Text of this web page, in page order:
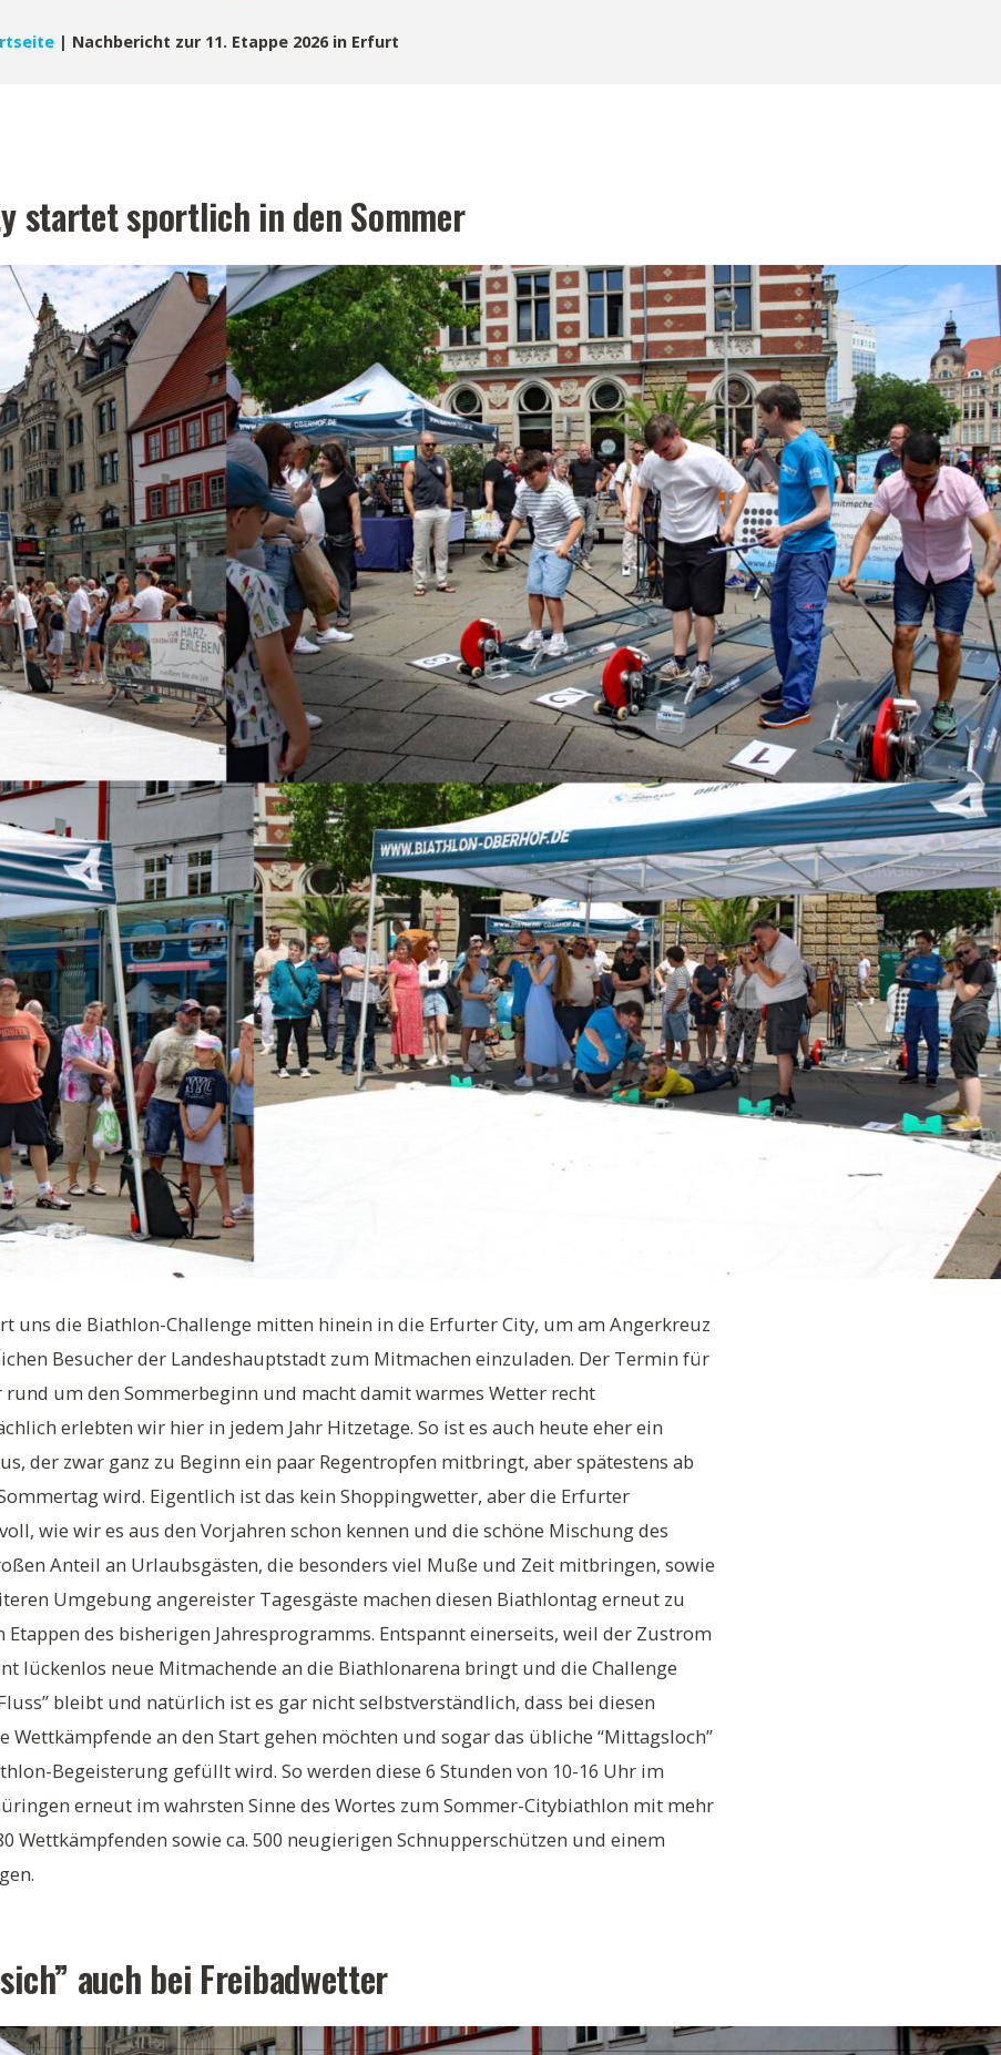
| Nachbericht zur 11. Etappe 2026 in Erfurt
startet sportlich in den Sommer
uns die Biathlon-Challenge mitten hinein in die Erfurter City, um am Angerkreuz
Besucher der Landeshauptstadt zum Mitmachen einzuladen. Der Termin für
rund um den Sommerbeginn und macht damit warmes Wetter recht
erlebten wir hier in jedem Jahr Hitzetage. So ist es auch heute eher ein
der zwar ganz zu Beginn ein paar Regentropfen mitbringt, aber spätestens ab
wird. Eigentlich ist das kein Shoppingwetter, aber die Erfurter
wie wir es aus den Vorjahren schon kennen und die schöne Mischung des
Anteil an Urlaubsgästen, die besonders viel Muße und Zeit mitbringen, sowie
Umgebung angereister Tagesgäste machen diesen Biathlontag erneut zu
des bisherigen Jahresprogramms. Entspannt einerseits, weil der Zustrom
lückenlos neue Mitmachende an die Biathlonarena bringt und die Challenge
bleibt und natürlich ist es gar nicht selbstverständlich, dass bei diesen
Wettkämpfende an den Start gehen möchten und sogar das übliche “Mittagsloch”
Begeisterung gefüllt wird. So werden diese 6 Stunden von 10-16 Uhr im
erneut im wahrsten Sinne des Wortes zum Sommer-Citybiathlon mit mehr
Wettkämpfenden sowie ca. 500 neugierigen Schnupperschützen und einem
auch bei Freibadwetter